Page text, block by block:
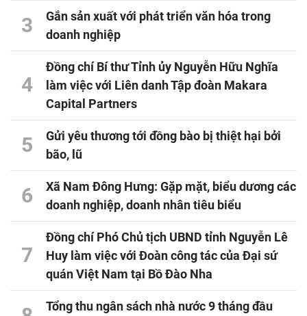
3
Gắn sản xuất với phát triển văn hóa trong
doanh nghiệp
4
Đồng chí Bí thư Tỉnh ủy Nguyễn Hữu Nghĩa
làm việc với Liên danh Tập đoàn Makara
Capital Partners
5
Gửi yêu thương tới đồng bào bị thiệt hại bởi
bão, lũ
6
Xã Nam Đông Hưng: Gặp mặt, biểu dương các
doanh nghiệp, doanh nhân tiêu biểu
7
Đồng chí Phó Chủ tịch UBND tỉnh Nguyễn Lê
Huy làm việc với Đoàn công tác của Đại sứ
quán Việt Nam tại Bồ Đào Nha
Tổng thu ngân sách nhà nước 9 tháng đầu